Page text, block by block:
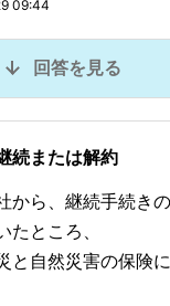
09:44
回答を見る
続または解約
から、継続手続き
たところ、
と自然災害の保険